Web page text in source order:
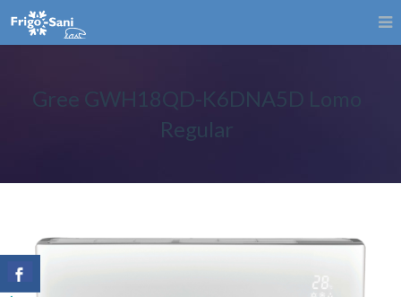
Gree GWH18QD-K6DNA5D Lomo
Regular